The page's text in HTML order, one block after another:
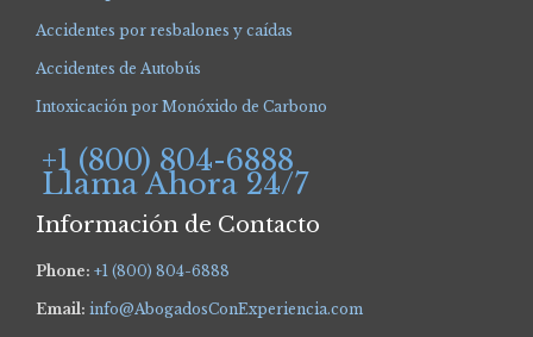
Accidentes por resbalones y caídas
Accidentes de Autobús
Intoxicación por Monóxido de Carbono
+1 (800) 804-6888
Llama Ahora 24/7
Información de Contacto
Phone: +1 (800) 804-6888
Email: info@AbogadosConExperiencia.com